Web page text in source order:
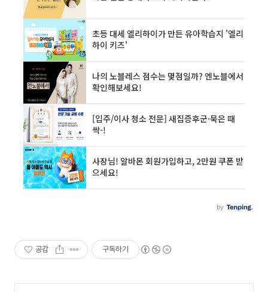
공감 구독하기